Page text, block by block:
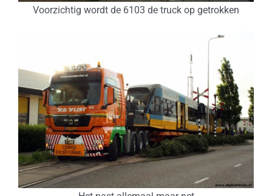
Voorzichtig wordt de 6103 de truck op getrokken